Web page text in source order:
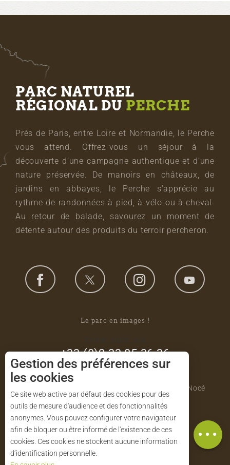
Description
PARC NATUREL
RÉGIONAL DU PERCHE
Près de Paris, entre Loire et Normandie, le Perche
vous attend. Offrez-vous un séjour à la
découverte d’une campagne authentique et d’une
nature préservée. De manoirs en châteaux, de
jardins en abbayes, le Perche s’apprécie au
rythme de randonnées à pied, à vélo ou à cheval.
Au retour de balade, savourez un moment de
détente autour des produits du terroir percheron.
Le parc en images !
+33 (0)2 33 85 36 36
Parc naturel régional du Perche
Maison du Parc - Manoir de Courboyer 61340 Nocé
Gestion des préférences sur
les cookies
Ce site web active par défaut des cookies pour des
outils de mesure d'audience et des fonctionnalités
anonymes. Vous pouvez configurer votre navigateur
afin de bloquer ou être informé de l'existence de ces
cookies. Ces cookies ne stockent aucune information
d’identification personnelle.